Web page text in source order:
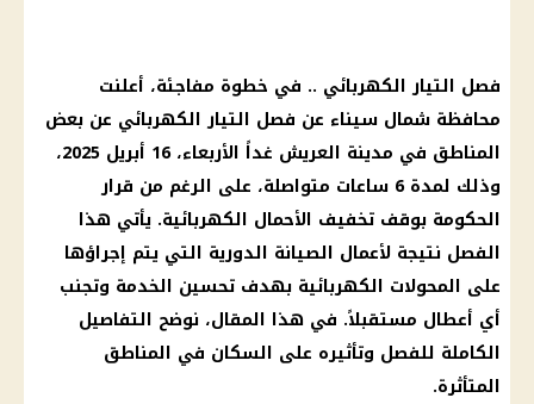
فصل التيار الكهربائي .. في خطوة مفاجئة، أعلنت
محافظة شمال سيناء عن فصل التيار الكهربائي عن بعض
المناطق في مدينة العريش غداً الأربعاء، 16 أبريل 2025،
وذلك لمدة 6 ساعات متواصلة، على الرغم من قرار
الحكومة بوقف تخفيف الأحمال الكهربائية. يأتي هذا
الفصل نتيجة لأعمال الصيانة الدورية التي يتم إجراؤها
على المحولات الكهربائية بهدف تحسين الخدمة وتجنب
أي أعطال مستقبلاً. في هذا المقال، نوضح التفاصيل
الكاملة للفصل وتأثيره على السكان في المناطق
المتأثرة.